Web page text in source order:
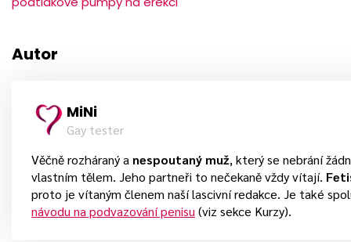
Autor
MiNi
Gay tester
Věčně rozháraný a nespoutaný muž, který se nebrání
vlastním tělem. Jeho partneři to nečekaně vždy vítají.
proto je vítaným členem naší lascivní redakce. Je také
návodu na podvazování penisu(viz sekce Kurzy).